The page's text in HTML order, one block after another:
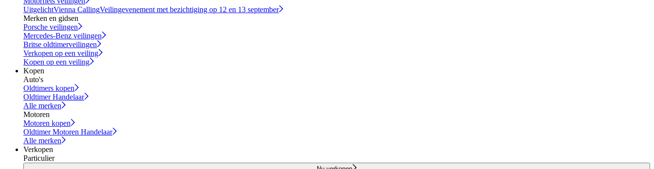
UitgelichtVienna CallingVeilingevenement met bezichtiging op 12 en 13 september
Merken en gidsen
Porsche veilingen
Mercedes-Benz veilingen
Britse oldtimerveilingen
Verkopen op een veiling
Kopen op een veiling
Kopen
Auto's
Oldtimers kopen
Oldtimer Handelaar
Alle merken
Motoren
Motoren kopen
Oldtimer Motoren Handelaar
Alle merken
Verkopen
Particulier